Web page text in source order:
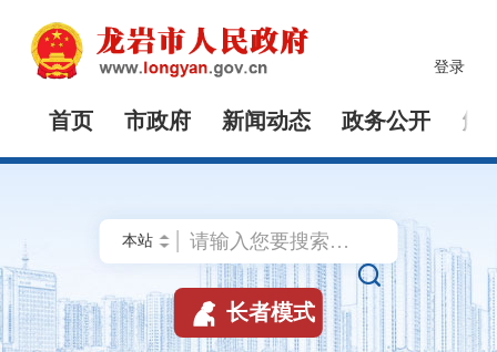
登录
首页 市政府 新闻动态 政务公开 解

 长者模式